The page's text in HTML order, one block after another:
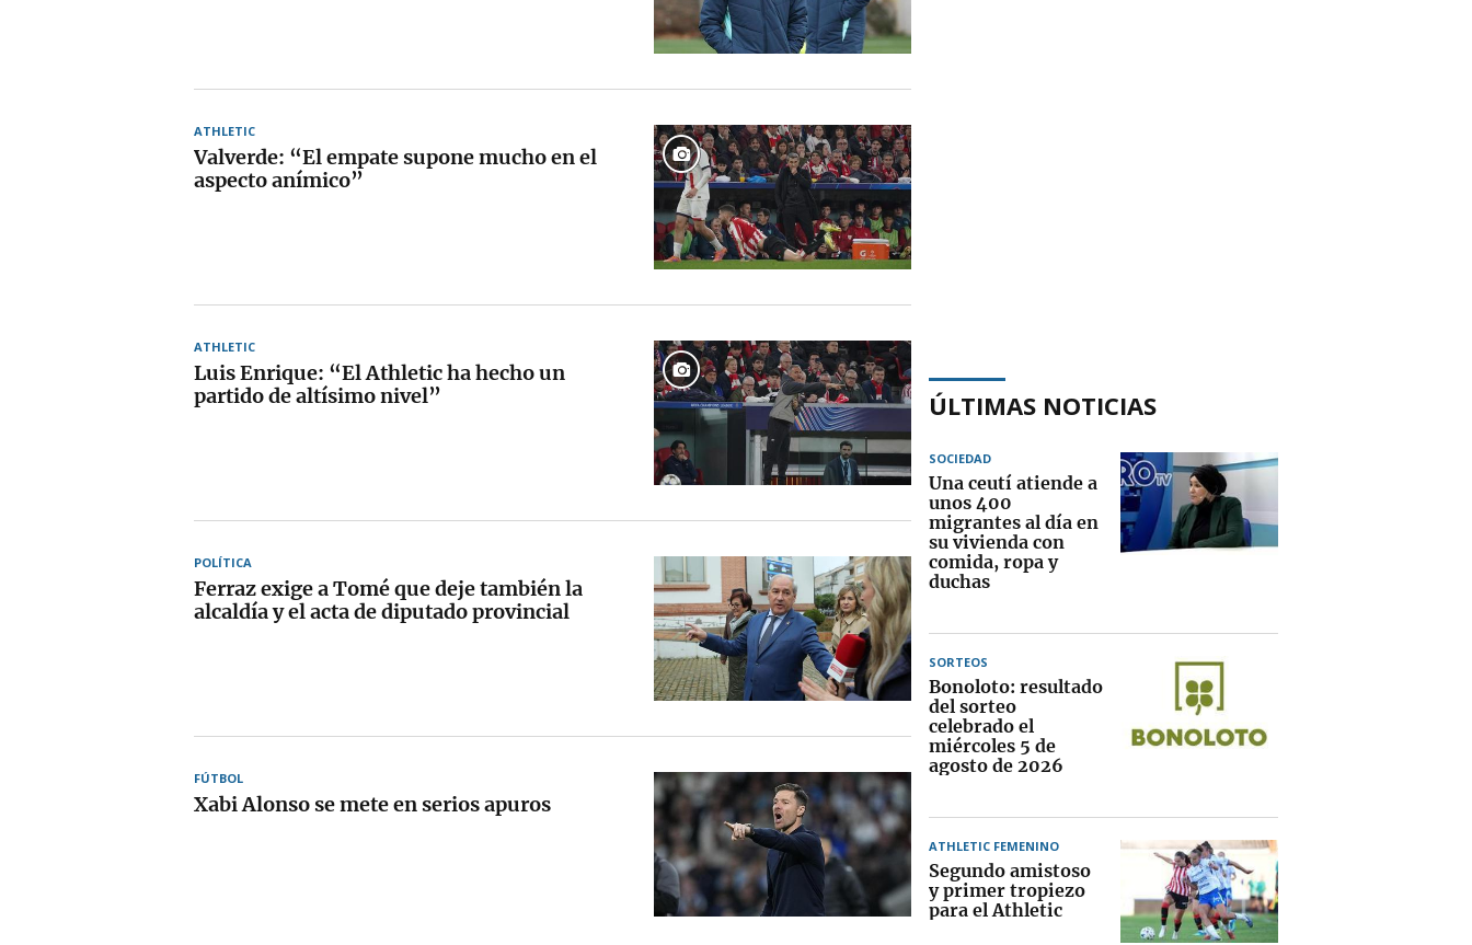
ATHLETIC
Valverde: “El empate supone mucho en el
aspecto anímico”
ATHLETIC
Luis Enrique: “El Athletic ha hecho un
partido de altísimo nivel”
POLÍTICA
Ferraz exige a Tomé que deje también la
alcaldía y el acta de diputado provincial
FÚTBOL
Xabi Alonso se mete en serios apuros
ÚLTIMAS NOTICIAS
SOCIEDAD
Una ceutí atiende a
unos 400
migrantes al día en
su vivienda con
comida, ropa y
duchas
SORTEOS
Bonoloto: resultado
del sorteo
celebrado el
miércoles 5 de
agosto de 2026
ATHLETIC FEMENINO
Segundo amistoso
y primer tropiezo
para el Athletic